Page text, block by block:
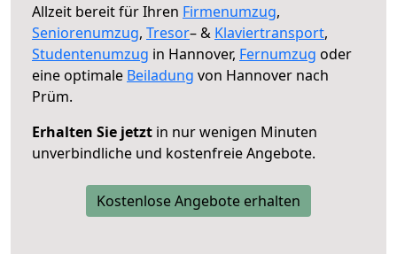
Allzeit bereit für Ihren Firmenumzug,
Seniorenumzug, Tresor– & Klaviertransport,
Studentenumzug in Hannover, Fernumzug oder
eine optimale Beiladung von Hannover nach
Prüm.
Erhalten Sie jetzt in nur wenigen Minuten
unverbindliche und kostenfreie Angebote.
Kostenlose Angebote erhalten